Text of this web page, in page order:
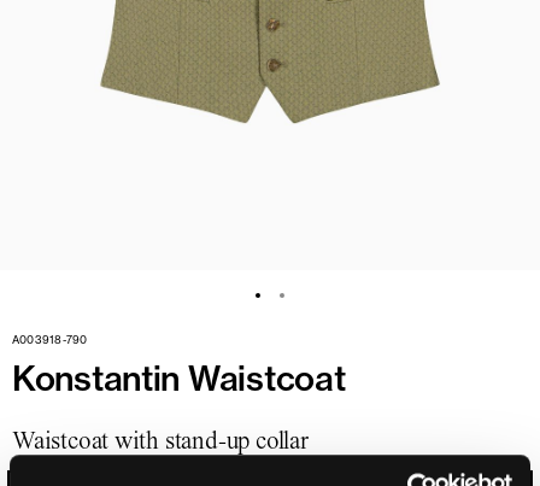
A003918-790
Konstantin Waistcoat
Waistcoat with stand-up collar